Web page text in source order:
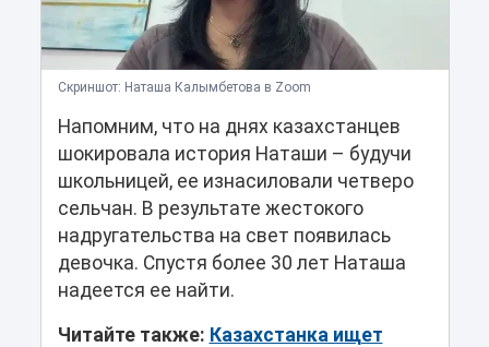
Скриншот: Наташа Калымбетова в Zoom
Напомним, что на днях казахстанцев
шокировала история Наташи – будучи
школьницей, ее изнасиловали четверо
сельчан. В результате жестокого
надругательства на свет появилась
девочка. Спустя более 30 лет Наташа
надеется ее найти.
Читайте также: Казахстанка ищет